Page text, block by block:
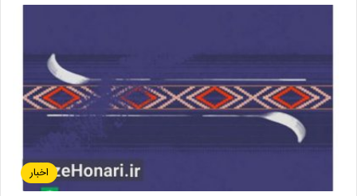
اخبار